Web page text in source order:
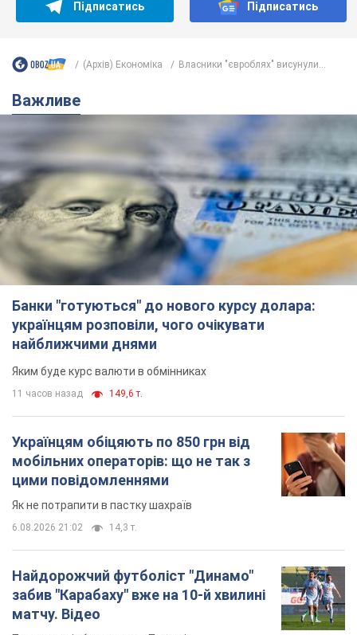
українцям розповіли, чого очікувати
найближчими днями
Яким буде курс валюти в обмінниках
Українцям обіцяють по 850 грн від
мобільних операторів: що не так з
цими повідомленнями
Як не потрапити в пастку шахраїв
6.08.2026 21:02
Найдорожчий футболіст "Динамо"
забив "Карабаху" вже на 10-й хвилині
матчу. Відео
Поєдинок відбувається в Польщі
6.08.2026 20:48 6,1 т.